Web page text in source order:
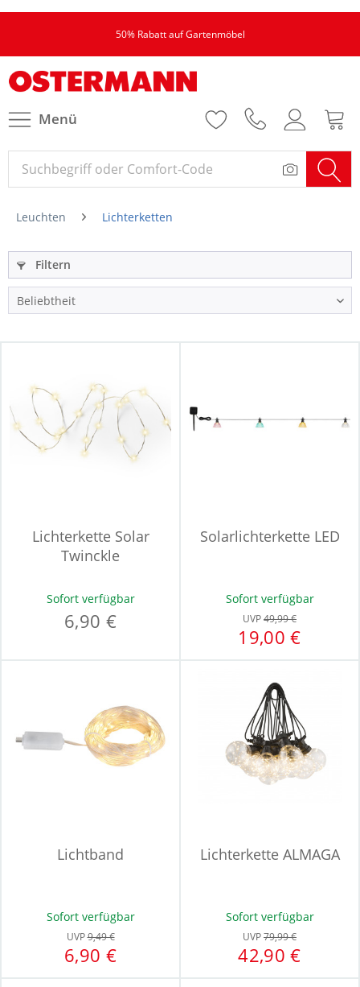
50% Rabatt auf Gartenmöbel
Menü
Leuchten Lichterketten
Filtern
Lichterkette Solar
Twinckle
Sofort verfügbar
6,90 €
Solarlichterkette LED
Sofort verfügbar
UVP49,99 €
19,00 €
Lichtband
Sofort verfügbar
UVP9,49 €
6,90 €
Lichterkette ALMAGA
Sofort verfügbar
UVP79,99 €
42,90 €